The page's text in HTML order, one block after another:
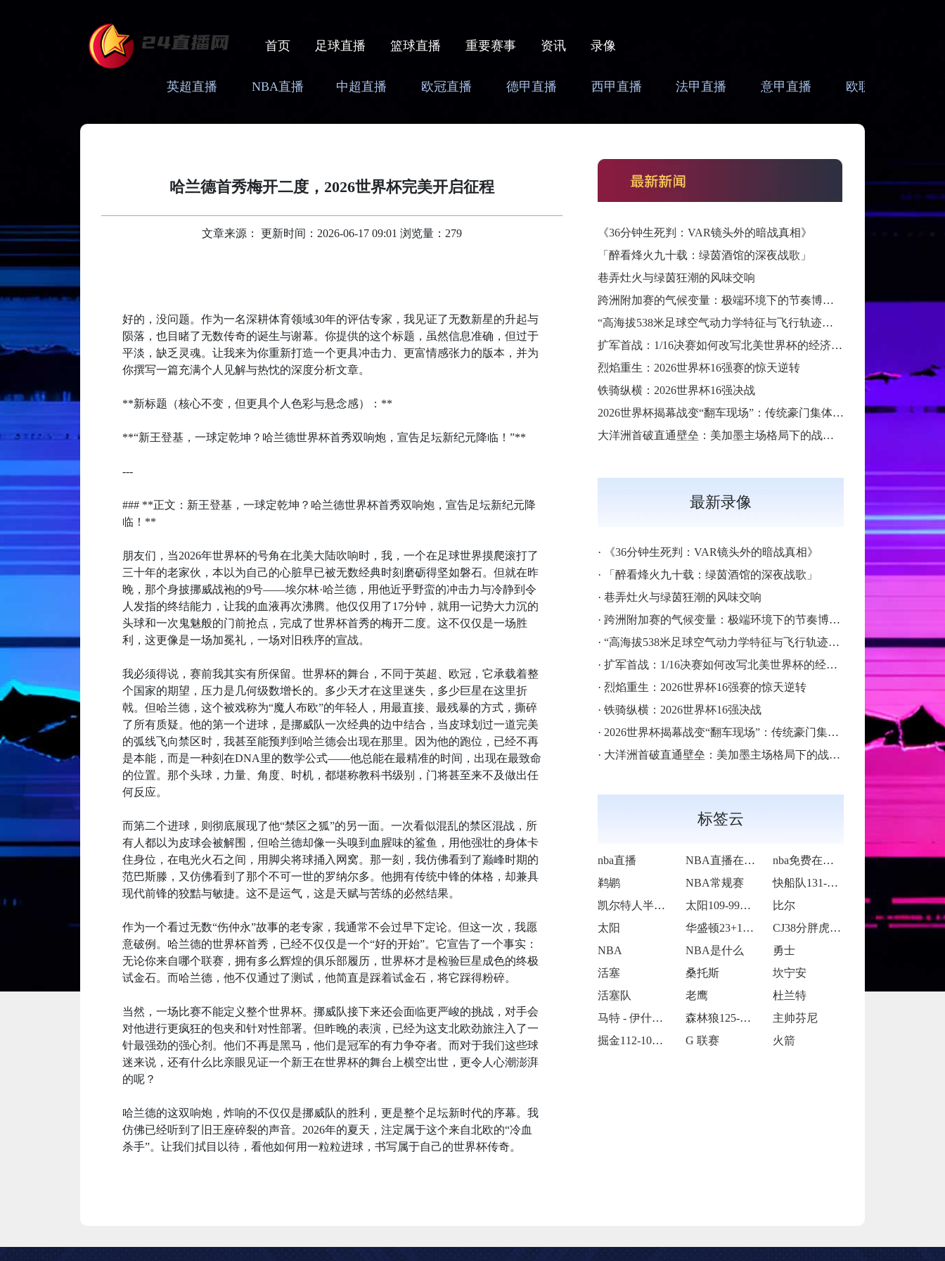
首页 足球直播 篮球直播 重要赛事 资讯 录像
英超直播 NBA直播 中超直播 欧冠直播 德甲直播 西甲直播 法甲直播 意甲直播 欧联直播
哈兰德首秀梅开二度，2026世界杯完美开启征程
文章来源： 更新时间：2026-06-17 09:01 浏览量：279
好的，没问题。作为一名深耕体育领域30年的评估专家，我见证了无数新星的升起与
陨落，也目睹了无数传奇的诞生与谢幕。你提供的这个标题，虽然信息准确，但过于
平淡，缺乏灵魂。让我来为你重新打造一个更具冲击力、更富情感张力的版本，并为
你撰写一篇充满个人见解与热忱的深度分析文章。
**新标题（核心不变，但更具个人色彩与悬念感）：**
**“新王登基，一球定乾坤？哈兰德世界杯首秀双响炮，宣告足坛新纪元降临！”**
---
### **正文：新王登基，一球定乾坤？哈兰德世界杯首秀双响炮，宣告足坛新纪元降
临！**
朋友们，当2026年世界杯的号角在北美大陆吹响时，我，一个在足球世界摸爬滚打了
三十年的老家伙，本以为自己的心脏早已被无数经典时刻磨砺得坚如磐石。但就在昨
晚，那个身披挪威战袍的9号——埃尔林·哈兰德，用他近乎野蛮的冲击力与冷静到令
人发指的终结能力，让我的血液再次沸腾。他仅仅用了17分钟，就用一记势大力沉的
头球和一次鬼魅般的门前抢点，完成了世界杯首秀的梅开二度。这不仅仅是一场胜
利，这更像是一场加冕礼，一场对旧秩序的宣战。
我必须得说，赛前我其实有所保留。世界杯的舞台，不同于英超、欧冠，它承载着整
个国家的期望，压力是几何级数增长的。多少天才在这里迷失，多少巨星在这里折
戟。但哈兰德，这个被戏称为“魔人布欧”的年轻人，用最直接、最残暴的方式，撕碎
了所有质疑。他的第一个进球，是挪威队一次经典的边中结合，当皮球划过一道完美
的弧线飞向禁区时，我甚至能预判到哈兰德会出现在那里。因为他的跑位，已经不再
是本能，而是一种刻在DNA里的数学公式——他总能在最精准的时间，出现在最致命
的位置。那个头球，力量、角度、时机，都堪称教科书级别，门将甚至来不及做出任
何反应。
而第二个进球，则彻底展现了他“禁区之狐”的另一面。一次看似混乱的禁区混战，所
有人都以为皮球会被解围，但哈兰德却像一头嗅到血腥味的鲨鱼，用他强壮的身体卡
住身位，在电光火石之间，用脚尖将球捅入网窝。那一刻，我仿佛看到了巅峰时期的
范巴斯滕，又仿佛看到了那个不可一世的罗纳尔多。他拥有传统中锋的体格，却兼具
现代前锋的狡黠与敏捷。这不是运气，这是天赋与苦练的必然结果。
作为一个看过无数“伤仲永”故事的老专家，我通常不会过早下定论。但这一次，我愿
意破例。哈兰德的世界杯首秀，已经不仅仅是一个“好的开始”。它宣告了一个事实：
无论你来自哪个联赛，拥有多么辉煌的俱乐部履历，世界杯才是检验巨星成色的终极
试金石。而哈兰德，他不仅通过了测试，他简直是踩着试金石，将它踩得粉碎。
当然，一场比赛不能定义整个世界杯。挪威队接下来还会面临更严峻的挑战，对手会
对他进行更疯狂的包夹和针对性部署。但昨晚的表演，已经为这支北欧劲旅注入了一
针最强劲的强心剂。他们不再是黑马，他们是冠军的有力争夺者。而对于我们这些球
迷来说，还有什么比亲眼见证一个新王在世界杯的舞台上横空出世，更令人心潮澎湃
的呢？
哈兰德的这双响炮，炸响的不仅仅是挪威队的胜利，更是整个足坛新时代的序幕。我
仿佛已经听到了旧王座碎裂的声音。2026年的夏天，注定属于这个来自北欧的“冷血
杀手”。让我们拭目以待，看他如何用一粒粒进球，书写属于自己的世界杯传奇。
《36分钟生死判：VAR镜头外的暗战真相》
「醉看烽火九十载：绿茵酒馆的深夜战歌」
巷弄灶火与绿茵狂潮的风味交响
跨洲附加赛的气候变量：极端环境下的节奏博弈与战术自适应
“高海拔538米足球空气动力学特征与飞行轨迹调控机制——以2026世界杯BBVA球场为实证场景”
扩军首战：1/16决赛如何改写北美世界杯的经济版图
烈焰重生：2026世界杯16强赛的惊天逆转
铁骑纵横：2026世界杯16强决战
2026世界杯揭幕战变“翻车现场”：传统豪门集体遇险
大洋洲首破直通壁垒：美加墨主场格局下的战术体系重构
最新录像
·
《36分钟生死判：VAR镜头外的暗战真相》
·
「醉看烽火九十载：绿茵酒馆的深夜战歌」
· 巷弄灶火与绿茵狂潮的风味交响
· 跨洲附加赛的气候变量：极端环境下的节奏博弈与战术自适应
· “高海拔538米足球空气动力学特征与飞行轨迹调控机制——以2026世界杯BBVA球场为实证场景”
· 扩军首战：1/16决赛如何改写北美世界杯的经济版图
· 烈焰重生：2026世界杯16强赛的惊天逆转
· 铁骑纵横：2026世界杯16强决战
· 2026世界杯揭幕战变“翻车现场”：传统豪门集体遇险
· 大洋洲首破直通壁垒：美加墨主场格局下的战术体系重构
标签云
nba直播 NBA直播在线观看
nba免费在线高清直播
鹈鹕
NBA常规赛
快船队131-105战胜老鹰队
凯尔特人半场65-55领先雷霆
太阳109-99力克76人
比尔
太阳
华盛顿23+14莱夫利21+15 独行侠
CJ38分胖虎被禁赛 鹈鹕123-115
NBA
NBA是什么
勇士
活塞
桑托斯
坎宁安
活塞队
老鹰
杜兰特
马特 - 伊什比亚
森林狼125-127不敌灰熊
主帅芬尼
掘金112-101击败独行侠
G 联赛 火箭